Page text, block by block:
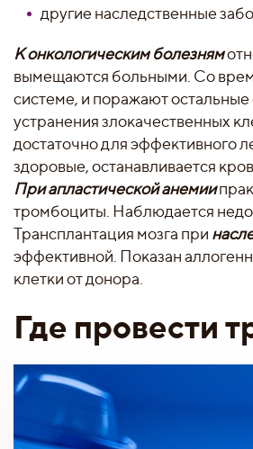
другие наследственные
К онкологическим болезням
вымещаются больными. Со
системе, и поражают
устранения злокачественных
достаточно для эффективного
здоровые, останавливается
При апластической анемии
тромбоциты. Наблюдается
Трансплантация мозга при
эффективной. Показан
клетки от донора.
Где провести